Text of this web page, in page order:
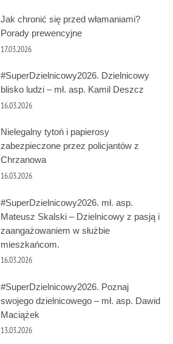
Jak chronić się przed włamaniami?
Porady prewencyjne
17.03.2026
#SuperDzielnicowy2026. Dzielnicowy
blisko ludzi – mł. asp. Kamil Deszcz
16.03.2026
Nielegalny tytoń i papierosy
zabezpieczone przez policjantów z
Chrzanowa
16.03.2026
#SuperDzielnicowy2026. mł. asp.
Mateusz Skalski – Dzielnicowy z pasją i
zaangażowaniem w służbie
mieszkańcom.
16.03.2026
#SuperDzielnicowy2026. Poznaj
swojego dzielnicowego – mł. asp. Dawid
Maciążek
13.03.2026